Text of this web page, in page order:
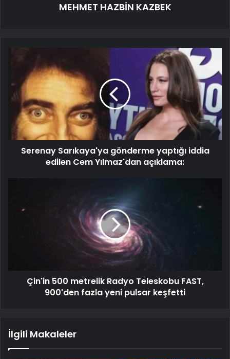
MEHMET HAZBİN KAZBEK
Serenay Sarıkaya'ya gönderme yaptığı iddia
edilen Cem Yılmaz'dan açıklama:
Çin'in 500 metrelik Radyo Teleskobu FAST,
900'den fazla yeni pulsar keşfetti
İlgili Makaleler